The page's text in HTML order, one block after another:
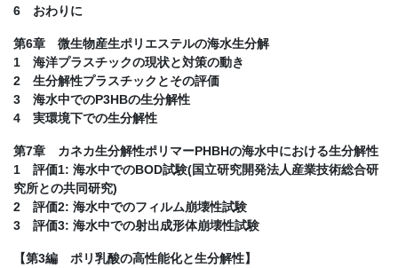
6 おわりに
第6章 微生物産生ポリエステルの海水生分解
1 海洋プラスチックの現状と対策の動き
2 生分解性プラスチックとその評価
3 海水中でのP3HBの生分解性
4 実環境下での生分解性
第7章 カネカ生分解性ポリマーPHBHの海水中における生分解性
1 評価1: 海水中でのBOD試験(国立研究開発法人産業技術総合研
究所との共同研究)
2 評価2: 海水中でのフィルム崩壊性試験
3 評価3: 海水中での射出成形体崩壊性試験
【第3編 ポリ乳酸の高性能化と生分解性】